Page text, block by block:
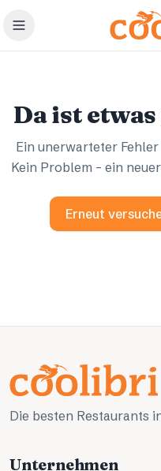
Zum Hauptinhalt springen
Da ist
Ein unerwarteter
Kein Problem – ein
Erneut
Die besten Restaurants
Unternehmen